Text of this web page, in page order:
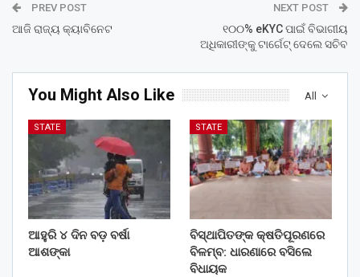
PREV POST
ଆଜି ରାଜ୍ୟ କ୍ୟାବିନେଟ
NEXT POST
୧୦୦% eKYC ପାଇଁ ବିଭାଗୀୟ
ଅଧିକାରୀଙ୍କୁ ଟାର୍ଗେଟ୍‌ ଦେଲେ ସଚିବ
All
You Might Also Like
STATE
ଆହୁରି ୪ ଦିନ ବଡ଼ ବର୍ଷା
ଆଶଙ୍କା
STATE
ବିସ୍ଥାପିତଙ୍କ କ୍ଷତିପୂରଣରେ
ବିଳମ୍ବ: ଧାରଣାରେ ବସିଲେ
ବିଧାୟକ